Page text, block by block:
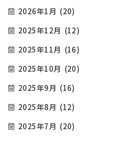
2026年1月 (20)
2025年12月 (12)
2025年11月 (16)
2025年10月 (20)
2025年9月 (16)
2025年8月 (12)
2025年7月 (20)